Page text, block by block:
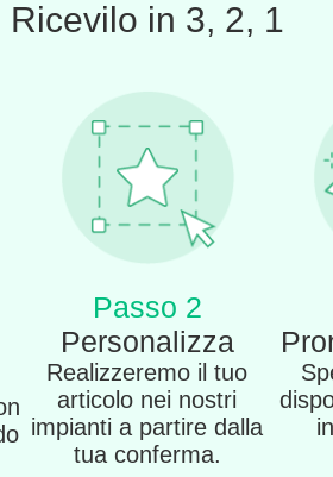
Ricevilo in 3, 2, 1
Passo 2
Personalizza
Realizzeremo il tuo
articolo nei nostri
impianti a partire dalla
tua conferma.